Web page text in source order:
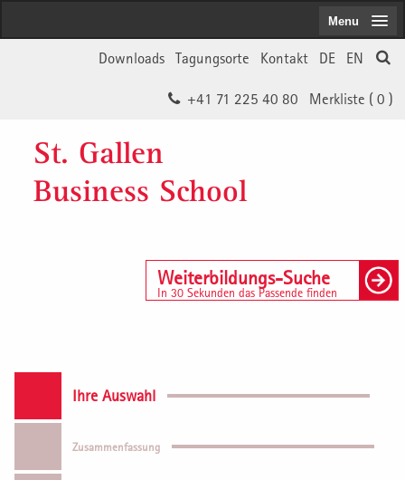
EN
DE
Kontakt
Tagungsorte
Downloads
Merkliste ( 0 )
+41 71 225 40 80
St. Gallen
Business School
Weiterbildungs-Suche
In 30 Sekunden das Passende finden
Menu
Ihre Auswahl
Zusammenfassung